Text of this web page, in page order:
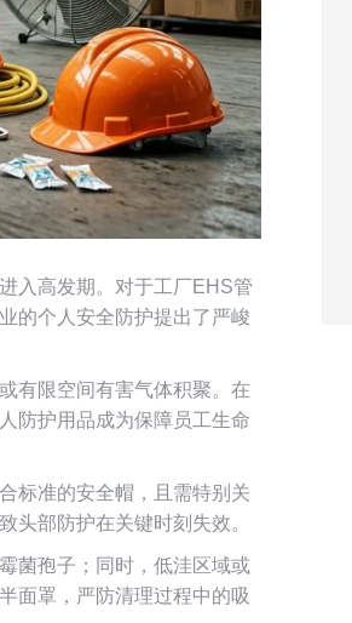
入高发期。对于工厂EHS管
的个人安全防护提出了严峻
有限空间有害气体积聚。在
防护用品成为保障员工生命
标准的安全帽，且需特别关
头部防护在关键时刻失效。
菌孢子；同时，低洼区域或
面罩，严防清理过程中的吸